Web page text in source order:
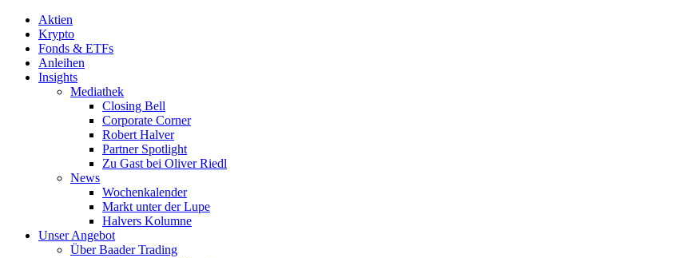
Aktien
Krypto
Fonds & ETFs
Anleihen
Insights
Mediathek
Closing Bell
Corporate Corner
Robert Halver
Partner Spotlight
Zu Gast bei Oliver Riedl
News
Wochenkalender
Markt unter der Lupe
Halvers Kolumne
Unser Angebot
Über Baader Trading